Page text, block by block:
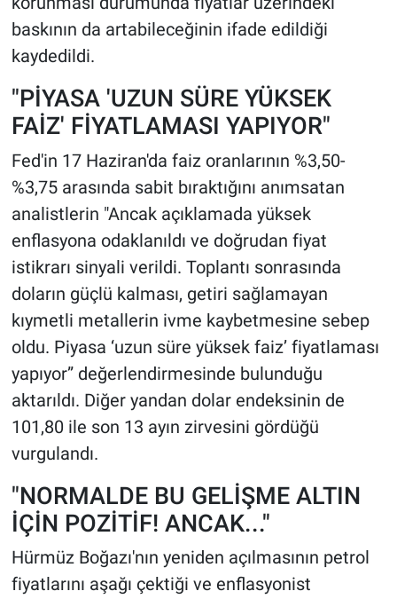
baskının da artabileceğinin ifade edildiği
kaydedildi.
"PİYASA 'UZUN SÜRE YÜKSEK
FAİZ' FİYATLAMASI YAPIYOR"
Fed'in 17 Haziran'da faiz oranlarının %3,50-
%3,75 arasında sabit bıraktığını anımsatan
analistlerin "Ancak açıklamada yüksek
enflasyona odaklanıldı ve doğrudan fiyat
istikrarı sinyali verildi. Toplantı sonrasında
doların güçlü kalması, getiri sağlamayan
kıymetli metallerin ivme kaybetmesine sebep
oldu. Piyasa ‘uzun süre yüksek faiz’ fiyatlaması
yapıyor” değerlendirmesinde bulunduğu
aktarıldı. Diğer yandan dolar endeksinin de
101,80 ile son 13 ayın zirvesini gördüğü
vurgulandı.
"NORMALDE BU GELİŞME ALTIN
İÇİN POZİTİF! ANCAK..."
Hürmüz Boğazı'nın yeniden açılmasının petrol
fiyatlarını aşağı çektiği ve enflasyonist